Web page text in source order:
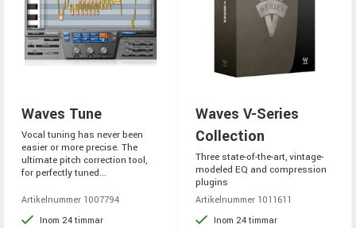
Waves Tune
Vocal tuning has never been
easier or more precise. The
ultimate pitch correction tool,
for perfectly tuned...
Artikelnummer 1007794
Inom 24 timmar
Waves V-Series
Collection
Three state-of-the-art, vintage-
modeled EQ and compression
plugins
Artikelnummer 1011611
Inom 24 timmar